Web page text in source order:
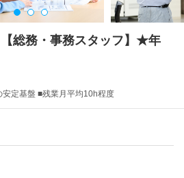
総務・事務スタッフ】★年
安定基盤 ■残業月平均10h程度